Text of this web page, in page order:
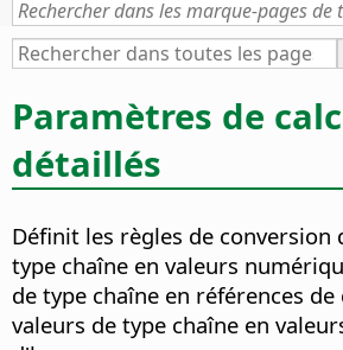
Paramètres de
détaillés
Définit les règles de conversion
type chaîne en valeurs
de type chaîne en références de
valeurs de type chaîne en